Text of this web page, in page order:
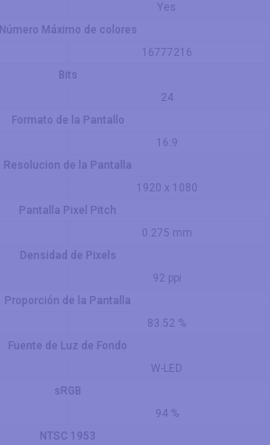
Yes
Número Máximo de colores
16777216
Bits
24
Formato de la Pantallo
16:9
Resolucion de la Pantalla
1920 x 1080
Pantalla Pixel Pitch
0.275 mm
Densidad de Pixels
92 ppi
Proporción de la Pantalla
83.52 %
Fuente de Luz de Fondo
W-LED
sRGB
94 %
NTSC 1953